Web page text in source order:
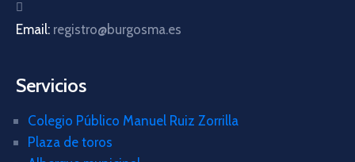
Email: registro@burgosma.es
Servicios
Colegio Público Manuel Ruiz Zorrilla
Plaza de toros